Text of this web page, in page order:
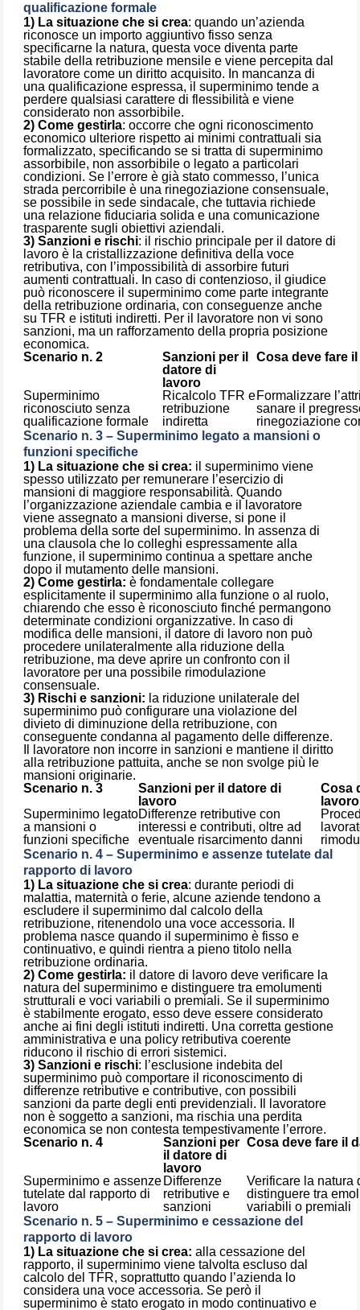
qualificazione formale
1) La situazione che si crea: quando un’azienda
riconosce un importo aggiuntivo fisso senza
specificarne la natura, questa voce diventa parte
stabile della retribuzione mensile e viene percepita dal
lavoratore come un diritto acquisito. In mancanza di
una qualificazione espressa, il superminimo tende a
perdere qualsiasi carattere di flessibilità e viene
considerato non assorbibile.
2) Come gestirla: occorre che ogni riconoscimento
economico ulteriore rispetto ai minimi contrattuali sia
formalizzato, specificando se si tratta di superminimo
assorbibile, non assorbibile o legato a particolari
condizioni. Se l’errore è già stato commesso, l’unica
strada percorribile è una rinegoziazione consensuale,
se possibile in sede sindacale, che tuttavia richiede
una relazione fiduciaria solida e una comunicazione
trasparente sugli obiettivi aziendali.
3) Sanzioni e rischi: il rischio principale per il datore di
lavoro è la cristallizzazione definitiva della voce
retributiva, con l’impossibilità di assorbire futuri
aumenti contrattuali. In caso di contenzioso, il giudice
può riconoscere il superminimo come parte integrante
della retribuzione ordinaria, con conseguenze anche
su TFR e istituti indiretti. Per il lavoratore non vi sono
sanzioni, ma un rafforzamento della propria posizione
economica.
Scenario n. 2
Sanzioni per il
datore di
lavoro
Cosa deve fare
Superminimo
riconosciuto senza
qualificazione formale
Ricalcolo TFR e
retribuzione
indiretta
Formalizzare
sanare il
rinegoziazione
Scenario n. 3 – Superminimo legato a mansioni o
funzioni specifiche
1) La situazione che si crea: il superminimo viene
spesso utilizzato per remunerare l’esercizio di
mansioni di maggiore responsabilità. Quando
l’organizzazione aziendale cambia e il lavoratore
viene assegnato a mansioni diverse, si pone il
problema della sorte del superminimo. In assenza di
una clausola che lo colleghi espressamente alla
funzione, il superminimo continua a spettare anche
dopo il mutamento delle mansioni.
2) Come gestirla:è fondamentale collegare
esplicitamente il superminimo alla funzione o al ruolo,
chiarendo che esso è riconosciuto finché permangono
determinate condizioni organizzative. In caso di
modifica delle mansioni, il datore di lavoro non può
procedere unilateralmente alla riduzione della
retribuzione, ma deve aprire un confronto con il
lavoratore per una possibile rimodulazione
consensuale.
3) Rischi e sanzioni: la riduzione unilaterale del
superminimo può configurare una violazione del
divieto di diminuzione della retribuzione, con
conseguente condanna al pagamento delle differenze.
Il lavoratore non incorre in sanzioni e mantiene il diritto
alla retribuzione pattuita, anche se non svolge più le
mansioni originarie.
Scenario n. 3
Sanzioni per il datore di
lavoro
Cosa
lavoro
Superminimo legato
a mansioni o
funzioni specifiche
Differenze retributive con
interessi e contributi, oltre ad
eventuale risarcimento danni
Scenario n. 4 – Superminimo e assenze tutelate dal
rapporto di lavoro
1) La situazione che si crea: durante periodi di
malattia, maternità o ferie, alcune aziende tendono a
escludere il superminimo dal calcolo della
retribuzione, ritenendolo una voce accessoria. Il
problema nasce quando il superminimo è fisso e
continuativo, e quindi rientra a pieno titolo nella
retribuzione ordinaria.
2) Come gestirla: il datore di lavoro deve verificare la
natura del superminimo e distinguere tra emolumenti
strutturali e voci variabili o premiali. Se il superminimo
è stabilmente erogato, esso deve essere considerato
anche ai fini degli istituti indiretti. Una corretta gestione
amministrativa e una policy retributiva coerente
riducono il rischio di errori sistemici.
3) Sanzioni e rischi: l’esclusione indebita del
superminimo può comportare il riconoscimento di
differenze retributive e contributive, con possibili
sanzioni da parte degli enti previdenziali. Il lavoratore
non è soggetto a sanzioni, ma rischia una perdita
economica se non contesta tempestivamente l’errore.
Scenario n. 4
Sanzioni per
il datore di
lavoro
Cosa deve fare il
Superminimo e assenze
tutelate dal rapporto di
lavoro
Differenze
retributive e
sanzioni
Verificare la natura
distinguere tra
variabili o premiali
Scenario n. 5 – Superminimo e cessazione del
rapporto di lavoro
1) La situazione che si crea:alla cessazione del
rapporto, il superminimo viene talvolta escluso dal
calcolo del TFR, soprattutto quando l’azienda lo
considera una voce accessoria. Se però il
superminimo è stato erogato in modo continuativo e